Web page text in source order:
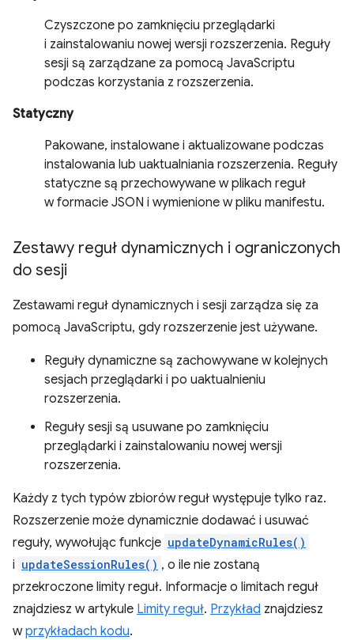
Czyszczone po zamknięciu przeglądarki
i zainstalowaniu nowej wersji rozszerzenia. Reguły
sesji są zarządzane za pomocą JavaScriptu
podczas korzystania z rozszerzenia.
Statyczny
Pakowane, instalowane i aktualizowane podczas
instalowania lub uaktualniania rozszerzenia. Reguły
statyczne są przechowywane w plikach reguł
w formacie JSON i wymienione w pliku manifestu.
Zestawy reguł dynamicznych i ograniczonych
do sesji
Zestawami reguł dynamicznych i sesji zarządza się za
pomocą JavaScriptu, gdy rozszerzenie jest używane.
Reguły dynamiczne są zachowywane w kolejnych
sesjach przeglądarki i po uaktualnieniu
rozszerzenia.
Reguły sesji są usuwane po zamknięciu
przeglądarki i zainstalowaniu nowej wersji
rozszerzenia.
Każdy z tych typów zbiorów reguł występuje tylko raz.
Rozszerzenie może dynamicznie dodawać i usuwać
reguły, wywołując funkcje updateDynamicRules()
i updateSessionRules() , o ile nie zostaną
przekroczone limity reguł. Informacje o limitach reguł
znajdziesz w artykule Limity reguł. Przykład znajdziesz
wprzykładach kodu.